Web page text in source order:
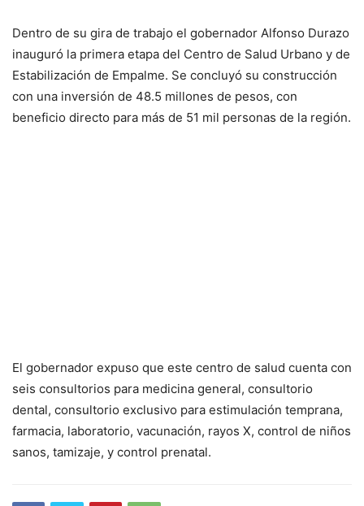
Dentro de su gira de trabajo el gobernador Alfonso Durazo
inauguró la primera etapa del Centro de Salud Urbano y de
Estabilización de Empalme. Se concluyó su construcción
con una inversión de 48.5 millones de pesos, con
beneficio directo para más de 51 mil personas de la región.
El gobernador expuso que este centro de salud cuenta con
seis consultorios para medicina general, consultorio
dental, consultorio exclusivo para estimulación temprana,
farmacia, laboratorio, vacunación, rayos X, control de niños
sanos, tamizaje, y control prenatal.